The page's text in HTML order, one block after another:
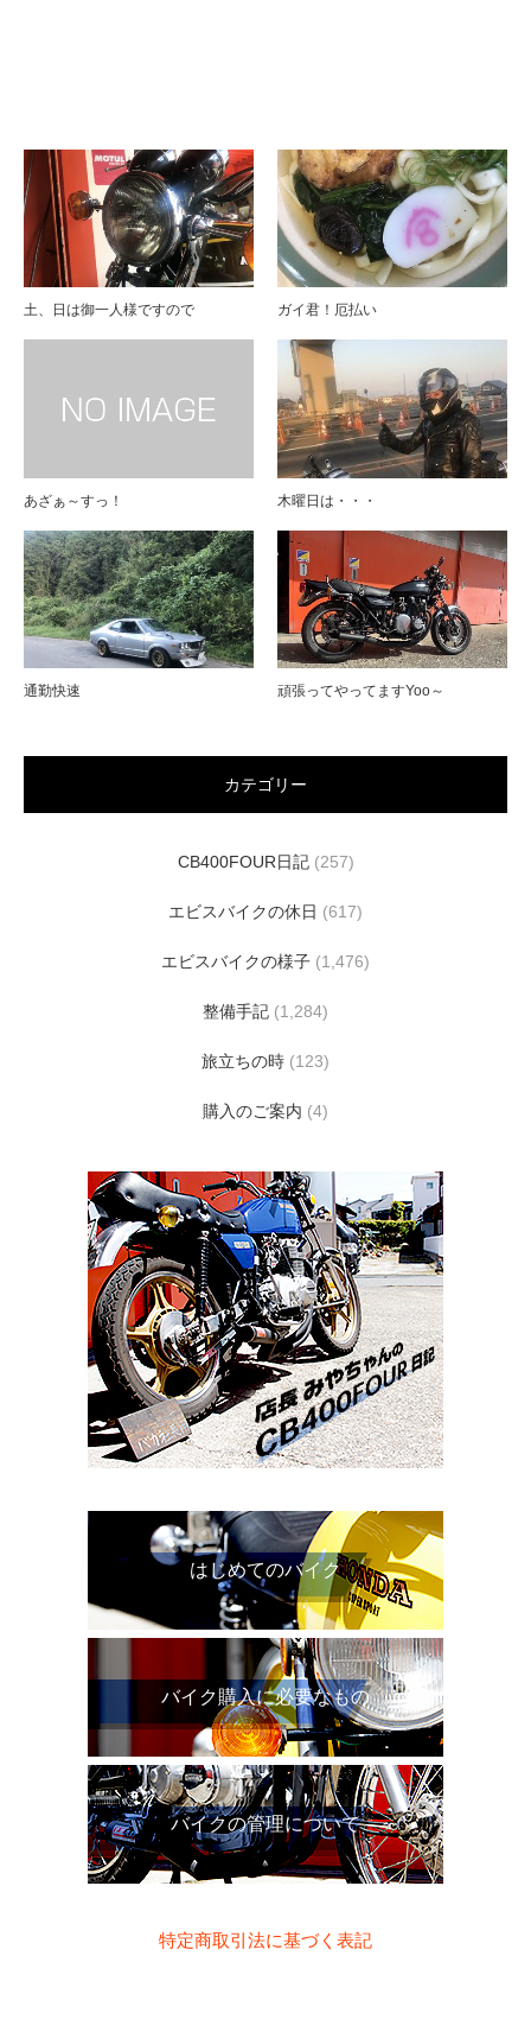
土、日は御一人様ですので ガイ君！厄払い
あざぁ～すっ！ 木曜日は・・・
通勤快速 頑張ってやってますYoo～
カテゴリー
CB400FOUR日記(257)
エビスバイクの休日 (617)
エビスバイクの様子 (1,476)
整備手記 (1,284)
旅立ちの時 (123)
購入のご案内 (4)
はじめてのバイク
バイク購入に必要なもの
バイクの管理について
特定商取引法に基づく表記